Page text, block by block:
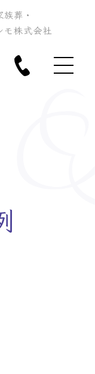
葬・
モ株式会社